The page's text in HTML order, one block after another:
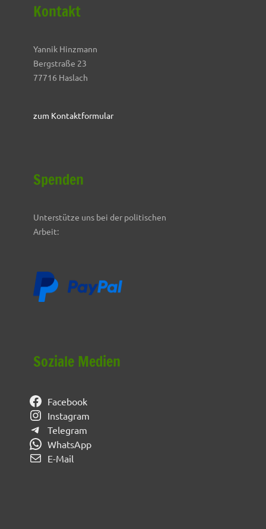
Kontakt
Yannik Hinzmann
Bergstraße 23
77716 Haslach
zum Kontaktformular
Spenden
Unterstütze uns bei der politischen
Arbeit:
Soziale Medien
Facebook
Instagram
Telegram
WhatsApp
E-Mail